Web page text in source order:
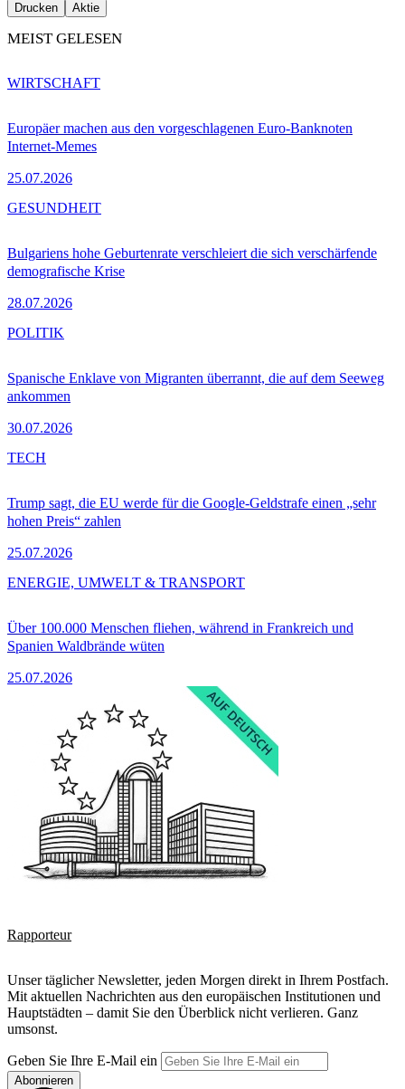
Drucken Aktie
MEIST GELESEN
Europäer machen aus den vorgeschlagenen Euro-Banknoten
Internet-Memes
25.07.2026
WIRTSCHAFT
Bulgariens hohe Geburtenrate verschleiert die sich verschärfende
demografische Krise
28.07.2026
GESUNDHEIT
Spanische Enklave von Migranten überrannt, die auf dem Seeweg
ankommen
30.07.2026
POLITIK
Trump sagt, die EU werde für die Google-Geldstrafe einen „sehr
hohen Preis“ zahlen
25.07.2026
TECH
Über 100.000 Menschen fliehen, während in Frankreich und
Spanien Waldbrände wüten
25.07.2026
ENERGIE, UMWELT & TRANSPORT
Rapporteur
Unser täglicher Newsletter, jeden Morgen direkt in Ihrem Postfach.
Mit aktuellen Nachrichten aus den europäischen Institutionen und
Hauptstädten – damit Sie den Überblick nicht verlieren. Ganz
umsonst.
Geben Sie Ihre E-Mail ein
Abonnieren